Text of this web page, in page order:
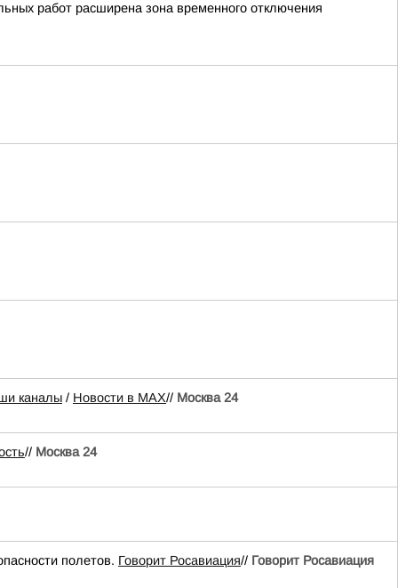
работ расширена зона временного отключения
каналы / Новости в MAX// Москва 24
// Москва 24
полетов. Говорит Росавиация// Говорит Росавиация